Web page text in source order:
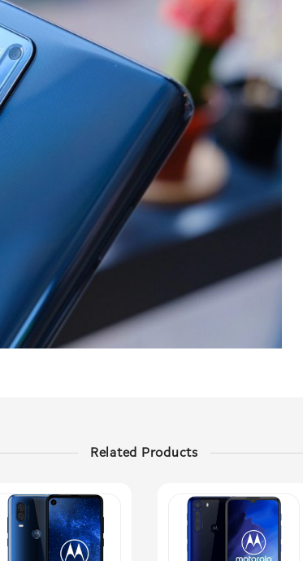
Related Products